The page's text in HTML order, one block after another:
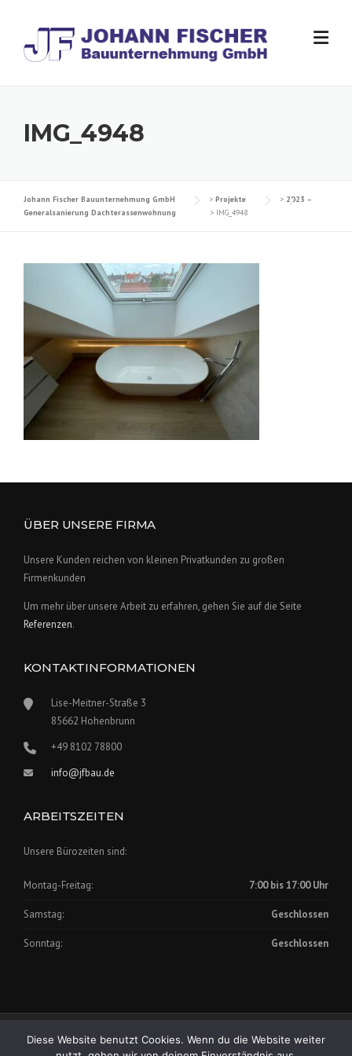
content
IMG_4948
Johann Fischer Bauunternehmung GmbH > Projekte > 2023 –
Generalsanierung Dachterassenwohnung
> IMG_4948
ÜBER UNSERE FIRMA
Unsere Kunden reichen von kleinen Privatkunden zu großen
Firmenkunden
Um mehr über unsere Arbeit zu erfahren, gehen Sie auf die Seite
Referenzen.
KONTAKTINFORMATIONEN
Lise-Meitner-Straße 3
85662 Hohenbrunn
+49 8102 78800
info@jfbau.de
ARBEITSZEITEN
Unsere Bürozeiten sind:
Montag-Freitag: 7:00 bis 17:00 Uhr
Samstag: Geschlossen
Sonntag: Geschlossen
Impressum|Datenschutz
Diese Website benutzt Cookies. Wenn du die Website weiter